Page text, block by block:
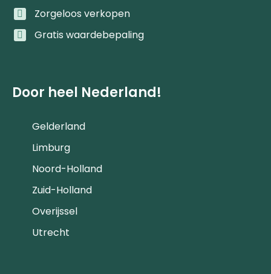
Zorgeloos verkopen
Gratis waardebepaling
Door heel Nederland!
Gelderland
Limburg
Noord-Holland
Zuid-Holland
Overijssel
Utrecht